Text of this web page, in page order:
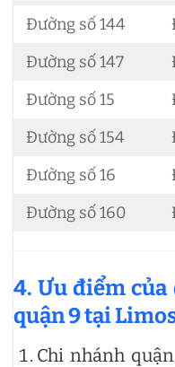
Đường số 144
Đường số 147
Đường số 15
Đường số 154
Đường số 16
Đường số 160
4. Ưu điểm
quận 9 tại
Chi nhánh